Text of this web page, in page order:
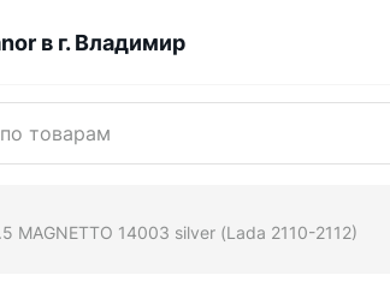
в г. Владимир
MAGNETTO 14003 silver (Lada 2110-2112)